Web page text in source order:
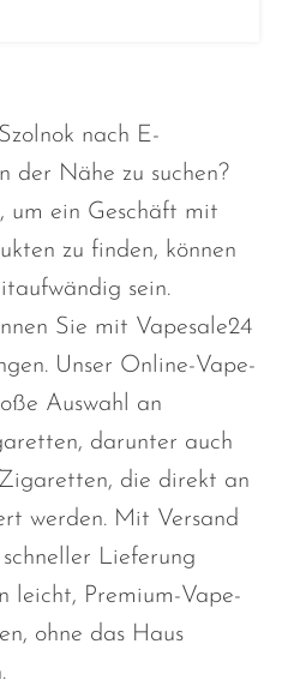
nach E-
der Nähe zu suchen?
um ein Geschäft mit
zu finden, können
sein.
Sie mit Vapesale24
Unser Online-Vape-
Auswahl an
darunter auch
die direkt an
werden. Mit Versand
Lieferung
leicht, Premium-Vape-
ohne das Haus